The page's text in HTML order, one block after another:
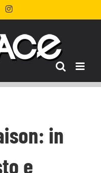
Instagram
in
e